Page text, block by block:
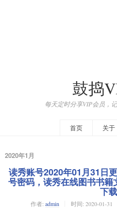
鼓捣
每天定时分享VIP会员，
首页 关于
2020年1月
读秀账号2020年01月31日
号密码，读秀在线图书书
下载
作者: admin 时间: 2020-01-31